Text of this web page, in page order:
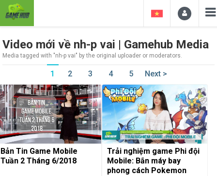
Video mới về nh-p vai | Gamehub Media
Media tagged with "nh-p vai" by the original uploader or moderators.
1 2 3 4 5 Next >
Bản Tin Game Mobile
Tuần 2 Tháng 6/2018
Trải nghiệm game Phi đội
Mobile: Bắn máy bay
phong cách Pokemon